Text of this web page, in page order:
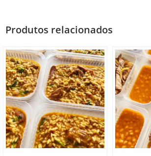
Produtos relacionados